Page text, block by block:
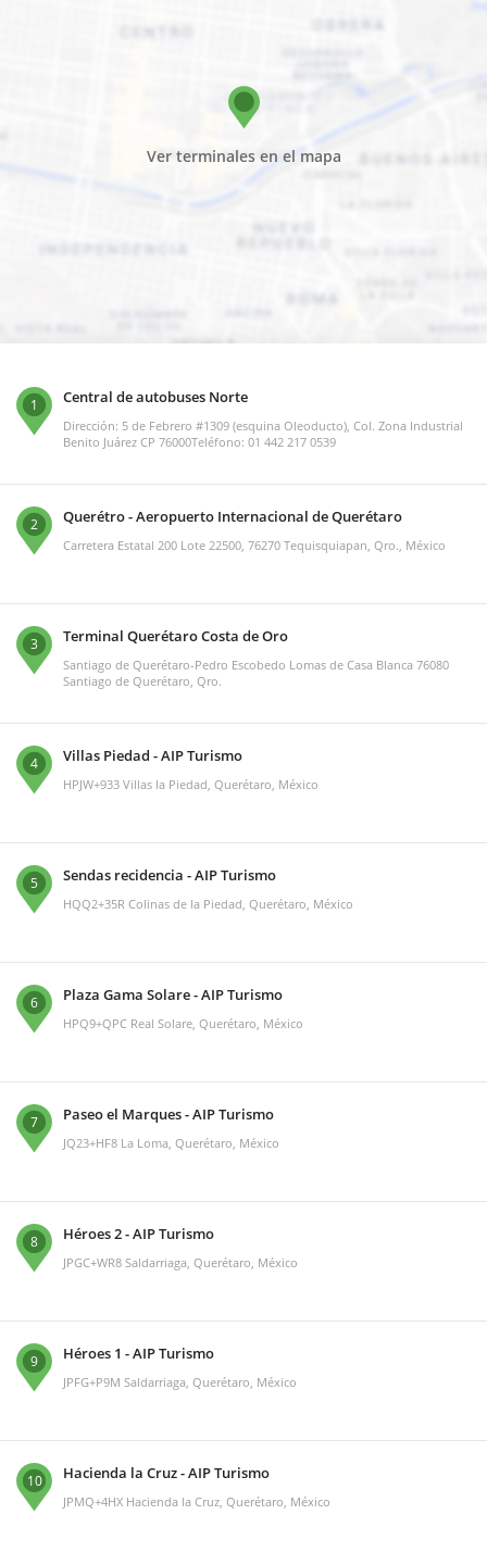
Ver terminales en el mapa
1 Central de autobuses Norte
Dirección: 5 de Febrero #1309 (esquina Oleoducto), Col. Zona Industrial
Benito Juárez CP 76000Teléfono: 01 442 217 0539
2 Querétro - Aeropuerto Internacional de Querétaro
Carretera Estatal 200 Lote 22500, 76270 Tequisquiapan, Qro., México
3 Terminal Querétaro Costa de Oro
Santiago de Querétaro-Pedro Escobedo Lomas de Casa Blanca 76080
Santiago de Querétaro, Qro.
4 Villas Piedad - AIP Turismo
HPJW+933 Villas la Piedad, Querétaro, México
5 Sendas recidencia - AIP Turismo
HQQ2+35R Colinas de la Piedad, Querétaro, México
6 Plaza Gama Solare - AIP Turismo
HPQ9+QPC Real Solare, Querétaro, México
7 Paseo el Marques - AIP Turismo
JQ23+HF8 La Loma, Querétaro, México
8 Héroes 2 - AIP Turismo
JPGC+WR8 Saldarriaga, Querétaro, México
9 Héroes 1 - AIP Turismo
JPFG+P9M Saldarriaga, Querétaro, México
10 Hacienda la Cruz - AIP Turismo
JPMQ+4HX Hacienda la Cruz, Querétaro, México